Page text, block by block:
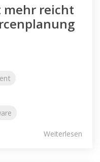
mehr reicht
Weiterlesen